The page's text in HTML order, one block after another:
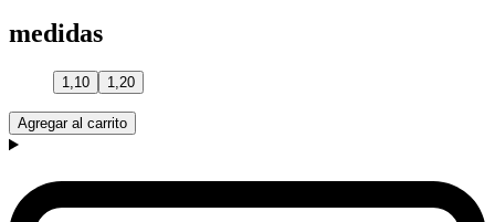
medidas
1,10 1,20
Agregar al carrito